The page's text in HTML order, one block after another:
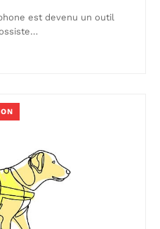
est devenu un outil